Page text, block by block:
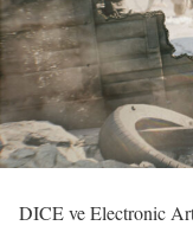
DICE ve Electronic